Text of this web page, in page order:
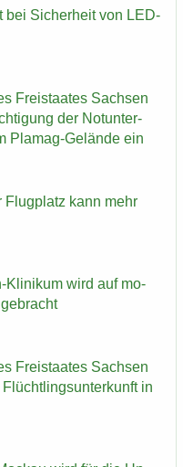
bei Si­cher­heit von LED-​
Frei­staa­tes Sach­sen
der Not­un­ter­
Plamag-​Gelände ein
Flug­platz kann mehr
Klinikum wird auf mo­
Frei­staa­tes Sach­sen
in